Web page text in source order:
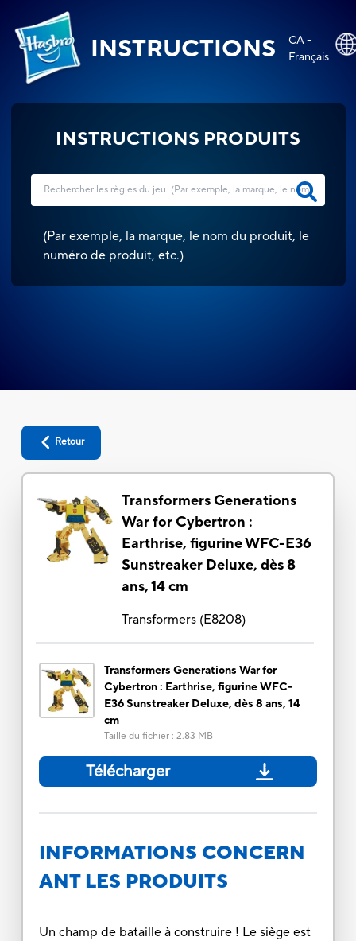
INSTRUCTIONS
CA -
Français
INSTRUCTIONS PRODUITS
(Par exemple, la marque, le nom du produit, le
numéro de produit, etc.)
Retour
Transformers Generations
War for Cybertron :
Earthrise, figurine WFC-E36
Sunstreaker Deluxe, dès 8
ans, 14 cm
Transformers(E8208)
Transformers Generations War for
Cybertron : Earthrise, figurine WFC-
E36 Sunstreaker Deluxe, dès 8 ans, 14
cm
Taille du fichier: 2.83 MB
Télécharger
INFORMATIONS CONCERN
ANT LES PRODUITS
Un champ de bataille à construire ! Le siège est